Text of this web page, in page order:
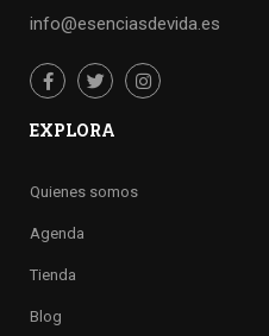
info@esenciasdevida.es
EXPLORA
Quienes somos
Agenda
Tienda
Blog